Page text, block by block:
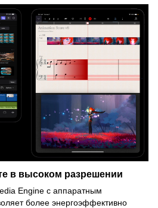
в высоком разрешении
Engine с аппаратным
более энергоэффективно